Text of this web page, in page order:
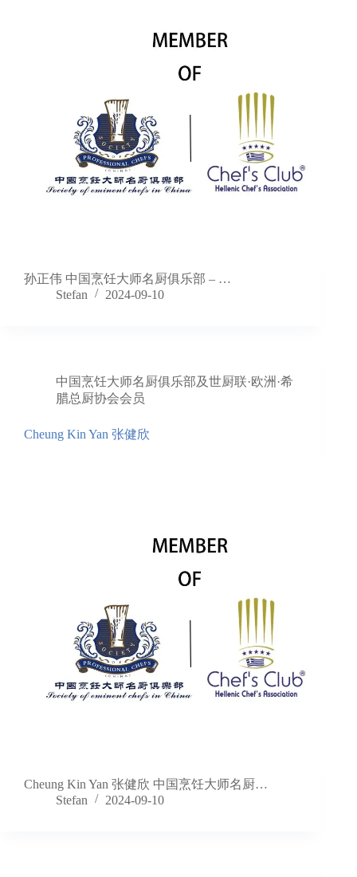
孙正伟 中国烹饪大师名厨俱乐部 – …
Stefan
2024-09-10
中国烹饪大师名厨俱乐部及世厨联·欧洲·希
腊总厨协会会员
Cheung Kin Yan 张健欣
Cheung Kin Yan 张健欣 中国烹饪大师名厨…
Stefan
2024-09-10